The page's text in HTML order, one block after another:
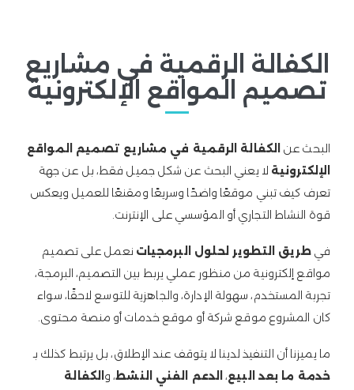
الكفالة الرقمية في مشاريع
تصميم المواقع الإلكترونية
البحث عن
الكفالة الرقمية في مشاريع تصميم المواقع
الإلكترونية لا يعني البحث عن شكل جميل فقط، بل عن جهة
تعرف كيف تبني موقعًا واضحًا وسريعًا ومقنعًا للعميل ويعكس
قوة النشاط التجاري أو المؤسسي على الإنترنت.
فيطريق التطوير لحلول البرمجيات نعمل على تصميم
مواقع إلكترونية من منظور عملي يربط بين التصميم، البرمجة،
تجربة المستخدم، سهولة الإدارة، والجاهزية للتوسع لاحقًا، سواء
كان المشروع موقع شركة أو موقع خدمات أو منصة محتوى.
ما يميزنا أن التنفيذ لدينا لا يتوقف عند الإطلاق، بل يرتبط كذلك بـ
خدمة ما بعد البيع، الدعم الفني النشط، و الكفالة